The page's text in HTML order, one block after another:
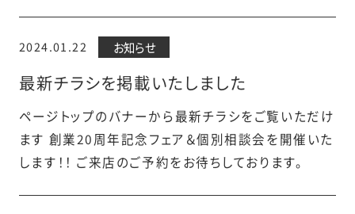
2024.01.22 お知らせ
最新チラシを掲載いたしました
ページトップのバナーから最新チラシをご覧いただけ
ます 創業20周年記念フェア＆個別相談会を開催いた
します！！ ご来店のご予約をお待ちしております。